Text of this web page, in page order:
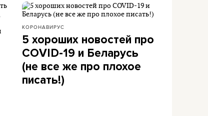
КОРОНАВИРУС
5 хороших новостей про
COVID-19 и Беларусь
(не все же про плохое
писать!)